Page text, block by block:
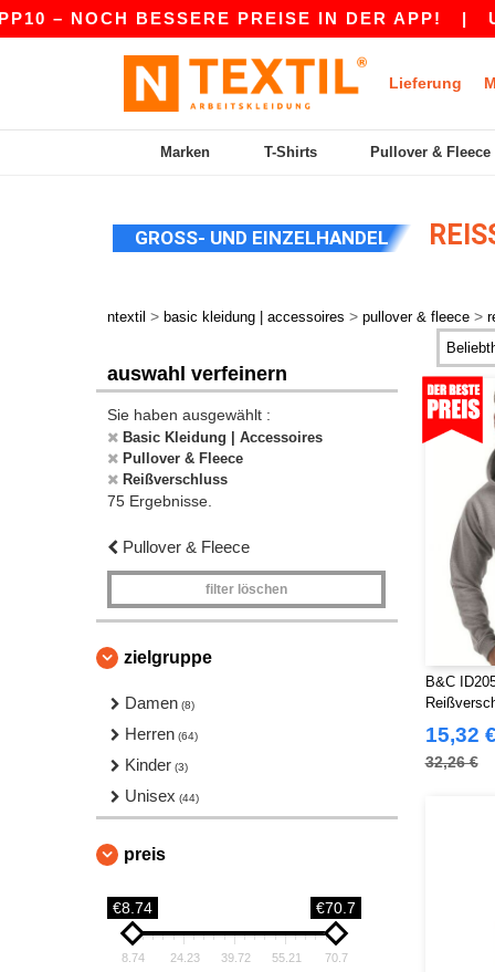
BESSERE PREISE IN DER APP!|UNSERE
Lieferung
Marken T-Shirts Pullover & Fleece
GROSS- UND EINZELHANDEL
ntextil > basic kleidung | accessoires > pullover & fleece >
auswahl verfeinern
Sie haben ausgewählt :
Basic Kleidung | Accessoires
Pullover & Fleece
Reißverschluss
75 Ergebnisse.
Pullover & Fleece
filter löschen
zielgruppe
Damen (8)
Herren (64)
Kinder (3)
Unisex (44)
preis
€8.74 €70.7
8.74 24.23 39.72 55.21 70.7
B&C
15,32 €
32,26 €